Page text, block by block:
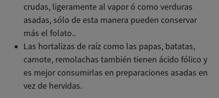
crudas, ligeramente al vapor ó como verduras
asadas, sólo de esta manera pueden conservar
más el folato..
Las hortalizas de raíz como las papas, batatas,
camote, remolachas también tienen ácido fólico y
es mejor consumirlas en preparaciones asadas en
vez de hervidas.